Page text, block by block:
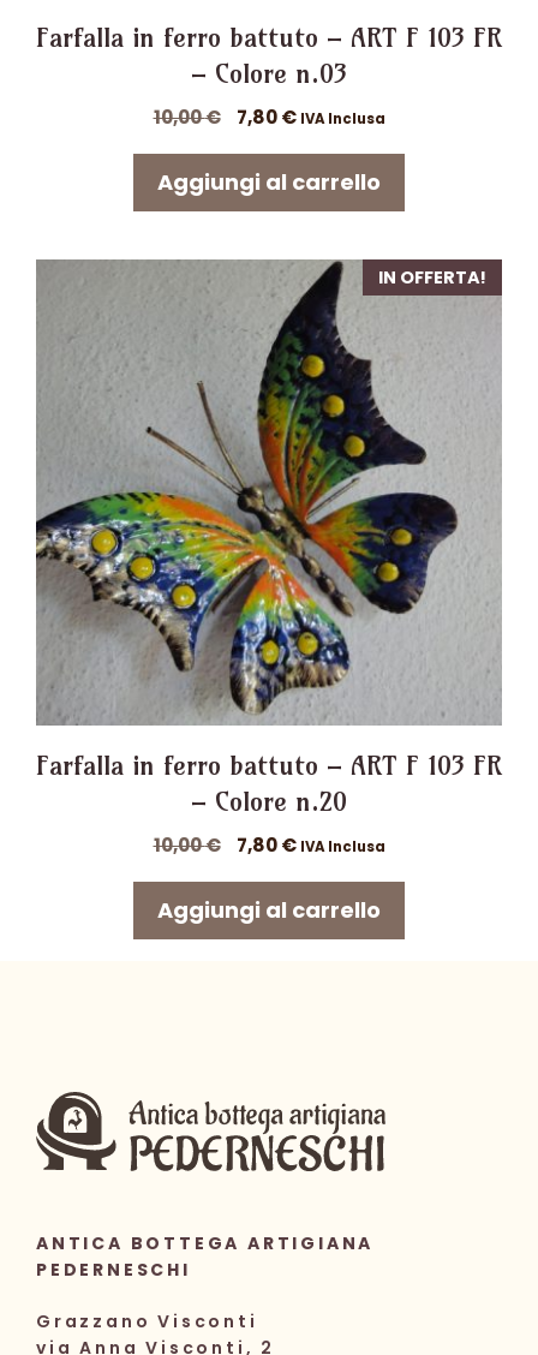
Farfalla in ferro battuto – ART F 103 FR
– Colore n.03
10,00€
Il
originale
era:
7,80€Il
attuale
IVA Inclusa
Aggiungi al carrello
IN OFFERTA!
Farfalla in ferro battuto – ART F 103 FR
– Colore n.20
10,00€
Il
originale
era:
7,80€Il
attuale
IVA Inclusa
Aggiungi al carrello
ANTICA BOTTEGA ARTIGIANA
PEDERNESCHI
Grazzano Visconti
via Anna Visconti, 2